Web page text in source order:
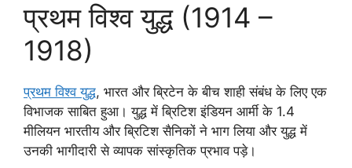
प्रथम विश्व युद्ध (1914 –
1918)
प्रथम विश्व युद्ध, भारत और ब्रिटेन के बीच शाही संबंध के लिए एक
विभाजक साबित हुआ। युद्ध में ब्रिटिश इंडियन आर्मी के 1.4
मीलियन भारतीय और ब्रिटिश सैनिकों ने भाग लिया और युद्ध में
उनकी भागीदारी से व्यापक सांस्कृतिक प्रभाव पड़े।